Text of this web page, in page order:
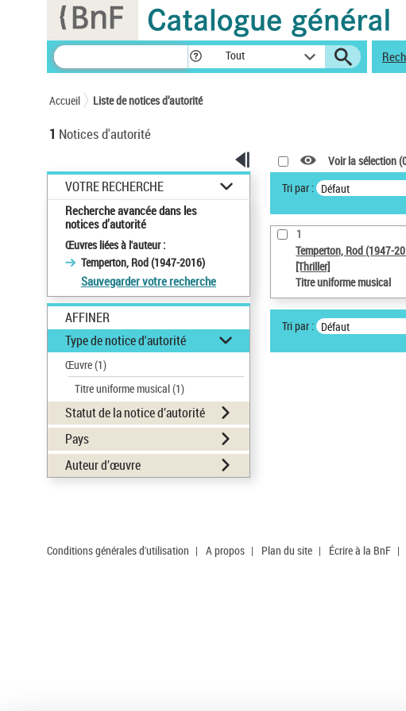
Tout
Accueil Liste de notices d’autorité
1 Notices d'autorité
VOTRE RECHERCHE
Recherche avancée dans les
notices d’autorité
Œuvres liées à l'auteur :
Temperton, Rod (1947-2016)
Sauvegarder votre recherche
AFFINER
Type de notice d'autorité
Œuvre(1)
Titre uniforme musical(1)
Statut de la notice d’autorité
Pays
Auteur d’œuvre
Voir la sélection (
Tri par : Défaut
1
Temperton, Rod (1947-
[Thriller]
Titre uniforme musical
Tri par : Défaut
Conditions générales d'utilisation | A propos | Plan du site | Écrire à la BnF |
Panneau de gestion des cookies